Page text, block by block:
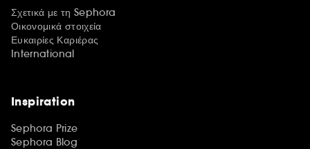
Σχετικά με τη Sephora
Οικονομικά στοιχεία
Ευκαιρίες Καριέρας
International
Inspiration
Sephora Prize
Sephora Blog